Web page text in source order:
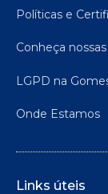
Políticas e
Conheça nossas
LGPD na
Onde Estamos
Links úteis